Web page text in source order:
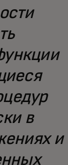
в
и